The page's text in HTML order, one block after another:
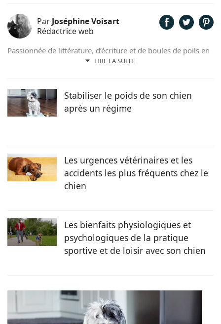
Par Joséphine Voisart
Rédactrice web
LIRE LA SUITE
Passionnée de littérature, d’écriture et de boules de poils en
tout genre, c’est tout naturellement que Joséphine a décidé
l’inspiration et la joie de vivre au quotidien !
Stabiliser le poids de son chien
après un régime
Les urgences vétérinaires et les
accidents les plus fréquents chez le
chien
Les bienfaits physiologiques et
psychologiques de la pratique
sportive et de loisir avec son chien